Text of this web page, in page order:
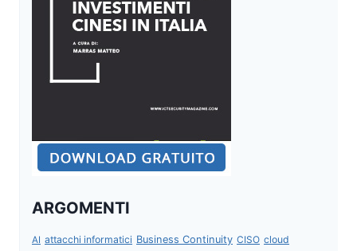
ARGOMENTI
AI attacchi informatici Business Continuity CISO cloud